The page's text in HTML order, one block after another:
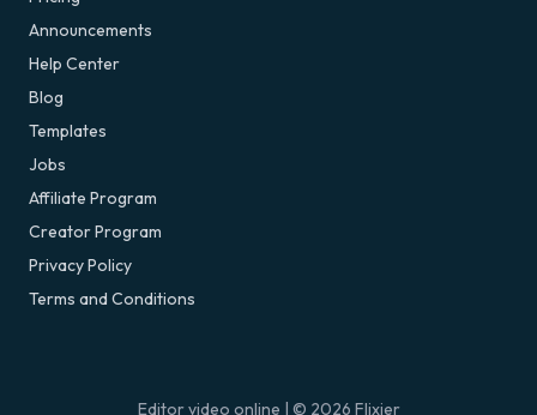
Announcements
Help Center
Blog
Templates
Jobs
Affiliate Program
Creator Program
Privacy Policy
Terms and Conditions
Editor video online | © 2026 Flixier